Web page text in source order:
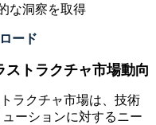
な洞察を取得
ード
トラクチャ市場動向
ラクチャ市場は、技術
ーションに対するニー